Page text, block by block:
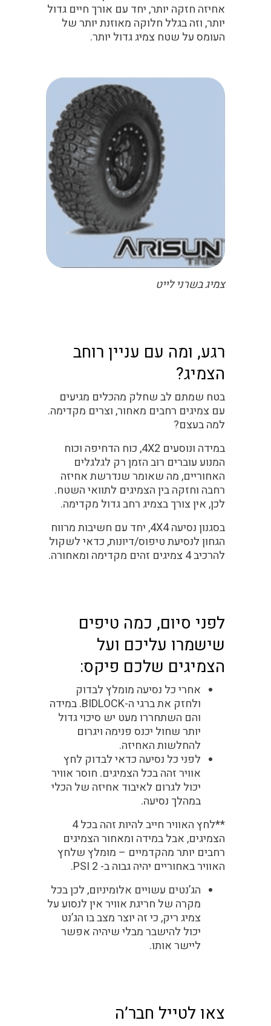
אחיזה חזקה יותר, יחד עם אורך חיים גדול
יותר, וזה בגלל חלוקה מאוזנת יותר של
העומס על שטח צמיג גדול יותר.
צמיג בשרני לייט
רגע, ומה עם עניין רוחב
הצמיג?
בטח שמתם לב שחלק מהכלים מגיעים
עם צמיגים רחבים מאחור, וצרים מקדימה.
למה בעצם?
במידה ונוסעים 4X2, כוח הדחיפה וכוח
המנוע עוברים רוב הזמן רק לגלגלים
האחוריים, מה שאומר שנדרשת אחיזה
רחבה וחזקה בין הצמיגים לתוואי השטח.
לכן, אין צורך בצמיג רחב גדול מקדימה.
בסגנון נסיעה 4X4, יחד עם חשיבות מרווח
הגחון לנסיעת טיפוס/דיונות, כדאי לשקול
להרכיב 4 צמיגים זהים מקדימה ומאחורה.
לפני סיום, כמה טיפים
שישמרו עליכם ועל
הצמיגים שלכם פיקס:
אחרי כל נסיעה מומלץ לבדוק
ולחזק את ברגי ה-BIDLOCK. במידה
והם השתחררו מעט יש סיכוי גדול
יותר שחול יכנס פנימה ויגרום
להחלשות האחיזה.
לפני כל נסיעה כדאי לבדוק לחץ
אוויר זהה בכל הצמיגים. חוסר אוויר
יכול לגרום לאיבוד אחיזה של הכלי
במהלך נסיעה.
**לחץ האוויר חייב להיות זהה בכל 4
הצמיגים, אבל במידה ומאחור הצמיגים
רחבים יותר מהקדמיים – מומלץ שלחץ
האוויר באחוריים יהיה גבוה ב- 2 PSI.
הג’נטים עשויים אלומיניום, לכן בכל
מקרה של חריגת אוויר אין לנסוע על
צמיג ריק, כי זה יוצר מצב בו הג’נט
יכול להישבר מבלי שיהיה אפשר
ליישר אותו.
צאו לטייל חבר’ה